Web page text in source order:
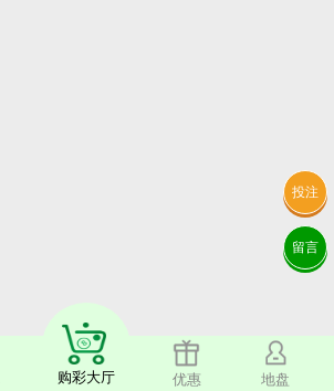
购彩大厅 优惠 地盘
投注
留言